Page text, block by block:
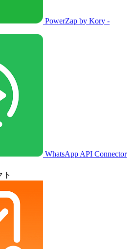
PowerZap by Kory -
WhatsApp API Connector
ト